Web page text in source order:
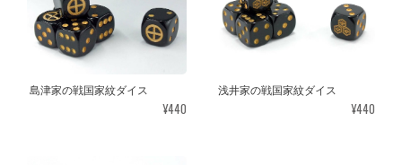
島津家の戦国家紋ダイス
¥440
浅井家の戦国家紋ダイス
¥440